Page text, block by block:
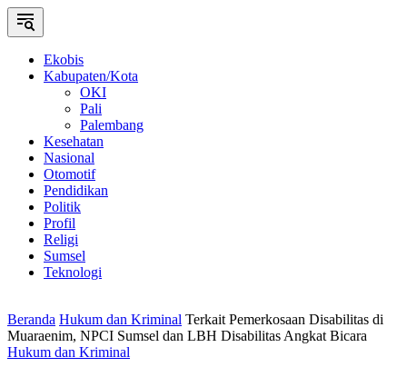
Ekobis
Kabupaten/Kota
OKI
Pali
Palembang
Kesehatan
Nasional
Otomotif
Pendidikan
Politik
Profil
Religi
Sumsel
Teknologi
Beranda Hukum dan Kriminal Terkait Pemerkosaan Disabilitas di
Muaraenim, NPCI Sumsel dan LBH Disabilitas Angkat Bicara
Hukum dan Kriminal